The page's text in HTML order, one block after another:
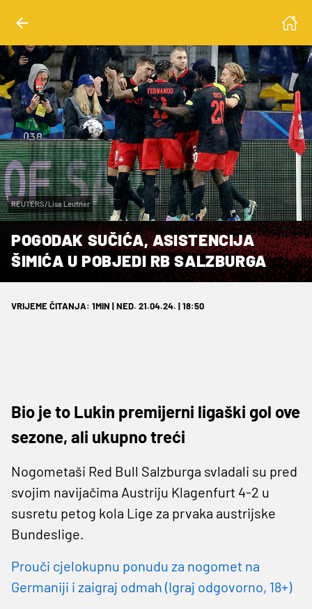
REUTERS/Lisa Leutner
POGODAK SUČIĆA, ASISTENCIJA
ŠIMIĆA U POBJEDI RB SALZBURGA
VRIJEME ČITANJA: 1MIN | NED. 21.04.24. | 18:50
Bio je to Lukin premijerni ligaški gol ove
sezone, ali ukupno treći
Nogometaši Red Bull Salzburga svladali su pred
svojim navijačima Austriju Klagenfurt 4-2 u
susretu petog kola Lige za prvaka austrijske
Bundeslige.
Prouči cjelokupnu ponudu za nogomet na
Germaniji i zaigraj odmah (Igraj odgovorno, 18+)